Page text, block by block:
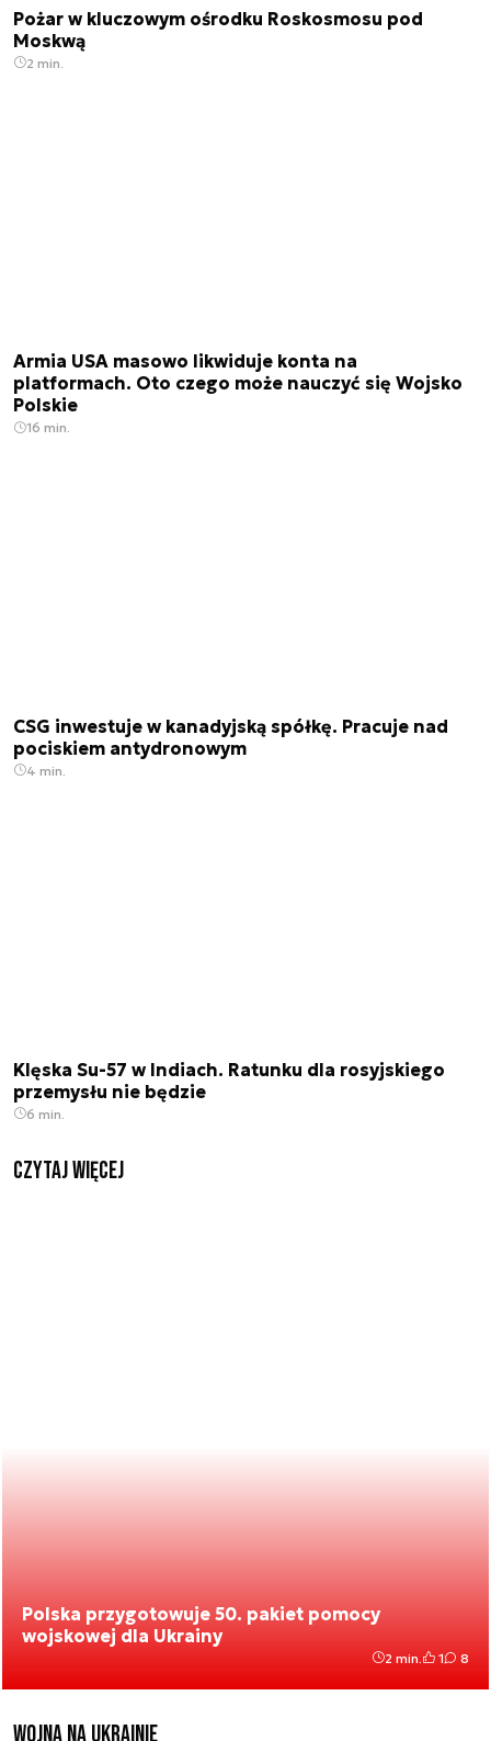
Pożar w kluczowym ośrodku Roskosmosu pod
Moskwą
2 min.
Armia USA masowo likwiduje konta na
platformach. Oto czego może nauczyć się Wojsko
Polskie
16 min.
CSG inwestuje w kanadyjską spółkę. Pracuje nad
pociskiem antydronowym
4 min.
Klęska Su-57 w Indiach. Ratunku dla rosyjskiego
przemysłu nie będzie
6 min.
czytaj więcej
Polska przygotowuje 50. pakiet pomocy
wojskowej dla Ukrainy
2 min. 1 8
Wojna na Ukrainie